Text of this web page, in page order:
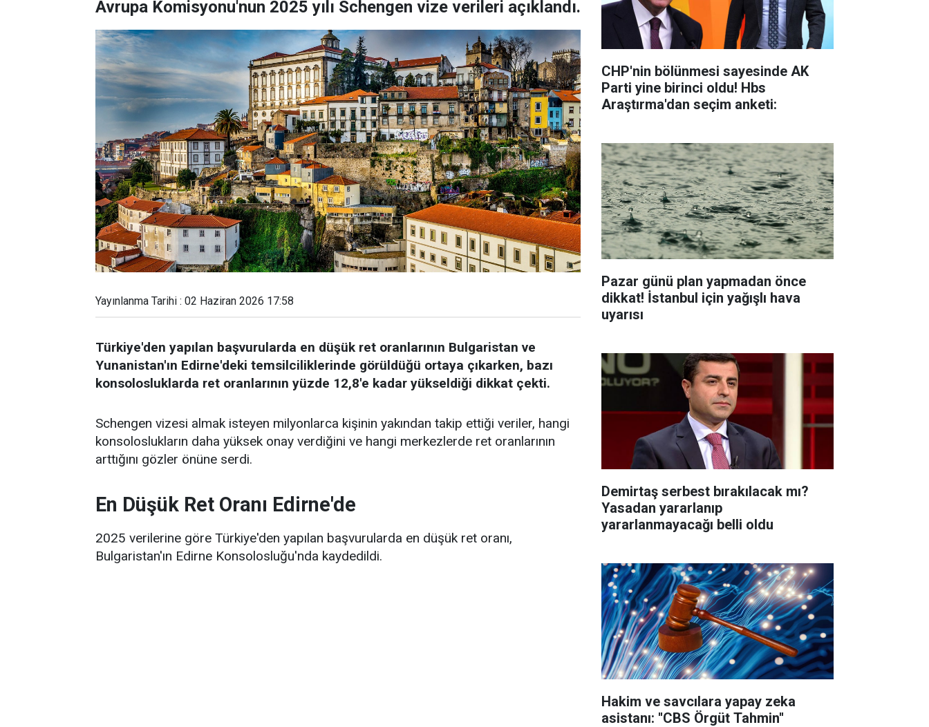
Avrupa Komisyonu'nun 2025 yılı Schengen vize verileri açıklandı.
Yayınlanma Tarihi : 02 Haziran 2026 17:58
Türkiye'den yapılan başvurularda en düşük ret oranlarının Bulgaristan ve
Yunanistan'ın Edirne'deki temsilciliklerinde görüldüğü ortaya çıkarken, bazı
konsolosluklarda ret oranlarının yüzde 12,8'e kadar yükseldiği dikkat çekti.
Schengen vizesi almak isteyen milyonlarca kişinin yakından takip ettiği veriler, hangi
konsoloslukların daha yüksek onay verdiğini ve hangi merkezlerde ret oranlarının
arttığını gözler önüne serdi.
En Düşük Ret Oranı Edirne'de
2025 verilerine göre Türkiye'den yapılan başvurularda en düşük ret oranı,
Bulgaristan'ın Edirne Konsolosluğu'nda kaydedildi.
CHP'nin bölünmesi sayesinde AK
Parti yine birinci oldu! Hbs
Araştırma'dan seçim anketi:
Pazar günü plan yapmadan önce
dikkat! İstanbul için yağışlı hava
uyarısı
Demirtaş serbest bırakılacak mı?
Yasadan yararlanıp
yararlanmayacağı belli oldu
Hakim ve savcılara yapay zeka
asistanı: ''CBS Örgüt Tahmin''